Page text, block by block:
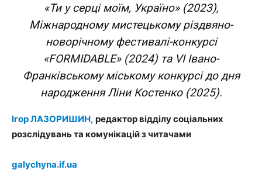
«Ти у серці моїм, Україно» (2023),
Міжнародному мистецькому різдвяно-
новорічному фестивалі-конкурсі
«FORMIDABLE» (2024) та VI Івано-
Франківському міському конкурсі до дня
народження Ліни Костенко (2025).
Ігор ЛАЗОРИШИН, редактор відділу соціальних
розслідувань та комунікацій з читачами
galychyna.if.ua